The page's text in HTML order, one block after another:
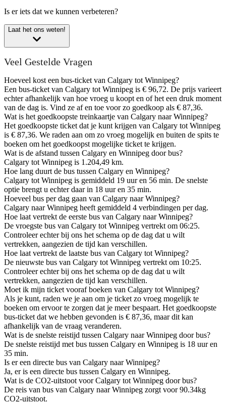
Is er iets dat we kunnen verbeteren?
Laat het ons weten!
Veel Gestelde Vragen
Hoeveel kost een bus-ticket van Calgary tot Winnipeg?
Een bus-ticket van Calgary tot Winnipeg is € 96,72. De prijs varieert
echter afhankelijk van hoe vroeg u koopt en of het een druk moment
van de dag is. Vind ze af en toe voor zo goedkoop als € 87,36.
Wat is het goedkoopste treinkaartje van Calgary naar Winnipeg?
Het goedkoopste ticket dat je kunt krijgen van Calgary tot Winnipeg
is € 87,36. We raden aan om zo vroeg mogelijk en buiten de spits te
boeken om het goedkoopst mogelijke ticket te krijgen.
Wat is de afstand tussen Calgary en Winnipeg door bus?
Calgary tot Winnipeg is 1.204,49 km.
Hoe lang duurt de bus tussen Calgary en Winnipeg?
Calgary tot Winnipeg is gemiddeld 19 uur en 56 min. De snelste
optie brengt u echter daar in 18 uur en 35 min.
Hoeveel bus per dag gaan van Calgary naar Winnipeg?
Calgary naar Winnipeg heeft gemiddeld 4 verbindingen per dag.
Hoe laat vertrekt de eerste bus van Calgary naar Winnipeg?
De vroegste bus van Calgary tot Winnipeg vertrekt om 06:25.
Controleer echter bij ons het schema op de dag dat u wilt
vertrekken, aangezien de tijd kan verschillen.
Hoe laat vertrekt de laatste bus van Calgary tot Winnipeg?
De nieuwste bus van Calgary tot Winnipeg vertrekt om 10:25.
Controleer echter bij ons het schema op de dag dat u wilt
vertrekken, aangezien de tijd kan verschillen.
Moet ik mijn ticket vooraf boeken van Calgary tot Winnipeg?
Als je kunt, raden we je aan om je ticket zo vroeg mogelijk te
boeken om ervoor te zorgen dat je meer bespaart. Het goedkoopste
bus-ticket dat we hebben gevonden is € 87,36, maar dit kan
afhankelijk van de vraag veranderen.
Wat is de snelste reistijd tussen Calgary naar Winnipeg door bus?
De snelste reistijd met bus tussen Calgary en Winnipeg is 18 uur en
35 min.
Is er een directe bus van Calgary naar Winnipeg?
Ja, er is een directe bus tussen Calgary en Winnipeg.
Wat is de CO2-uitstoot voor Calgary tot Winnipeg door bus?
De reis van bus van Calgary naar Winnipeg zorgt voor 90.34kg
CO2-uitstoot.